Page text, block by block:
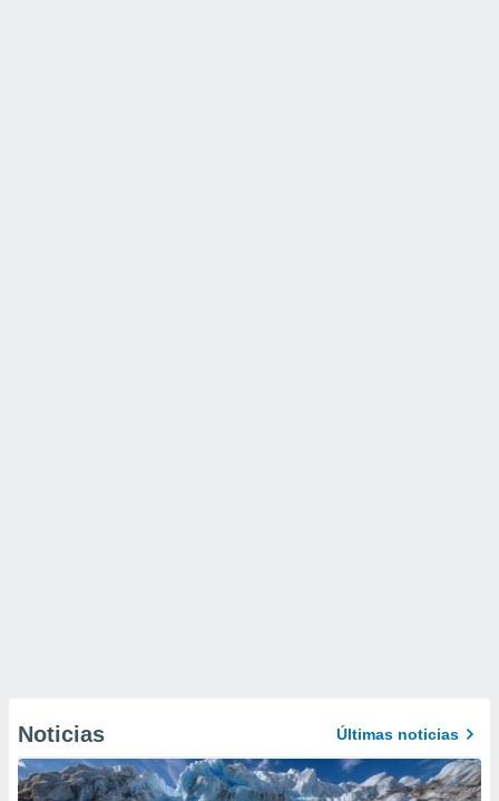
Noticias Últimas noticias